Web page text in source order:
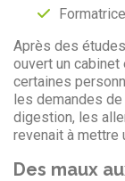
Après des
ouvert un cabinet
certaines
les demandes
digestion, les
revenait à mettre
Des maux